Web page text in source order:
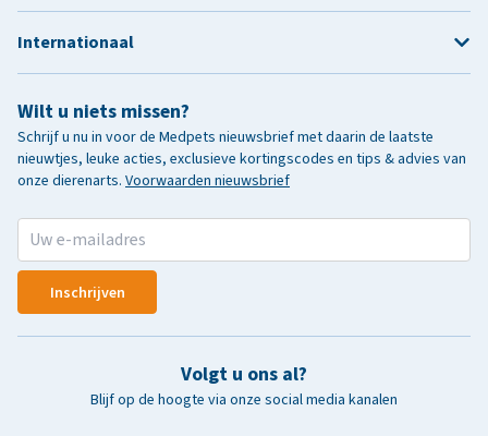
Wilt u niets missen?
Schrijf u nu in voor de Medpets nieuwsbrief met daarin de laatste
nieuwtjes, leuke acties, exclusieve kortingscodes en tips & advies van
onze dierenarts. Voorwaarden nieuwsbrief
Inschrijven
Volgt u ons al?
Blijf op de hoogte via onze social media kanalen
Internationaal